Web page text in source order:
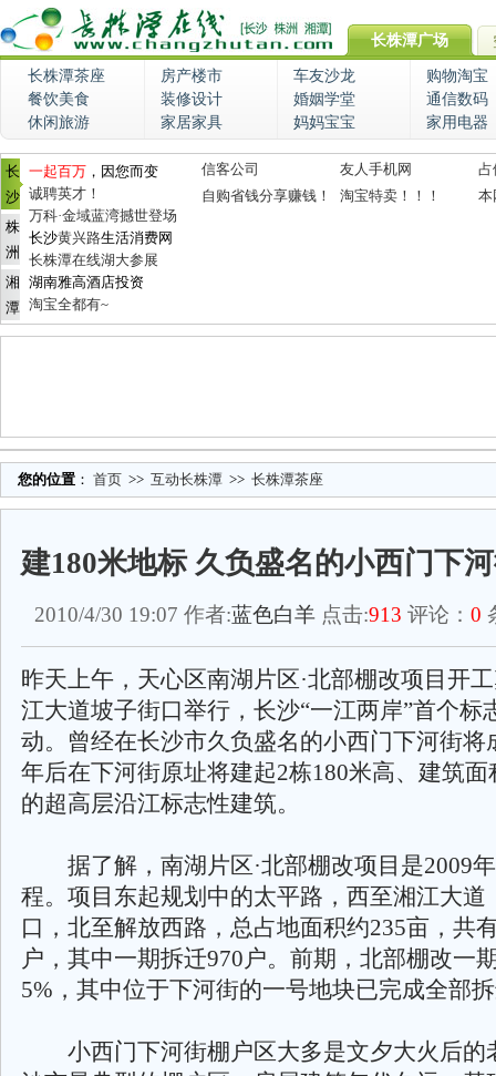
长株潭广场
长株潭茶座 房产楼市 车友沙龙
购物淘宝
餐饮美食
装修设计 婚姻学堂
通信数码
休闲旅游
家居家具 妈妈宝宝 家用电器
长
沙
株
洲
湘
潭
一起百万 ，因您而变
诚聘英才！
万科·金域蓝湾撼世登场
长沙黄兴路生活消费网
长株潭在线湖大参展
湖南雅高酒店投资
淘宝全都有~
信客公司 友人手机网
占
自购省钱分享赚钱！
淘宝特卖！！！ 本
您的位置 ： 首页 >> 互动长株潭 >> 长株潭茶座
建180米地标 久负盛名的小西门下
2010/4/30 19:07 作者:蓝色白羊 点击:913 评论： 0
昨天上午，天心区南湖片区·北部棚改项目开
江大道坡子街口举行，长沙“一江两岸”首个标
动。曾经在长沙市久负盛名的小西门下河街将
年后在下河街原址将建起2栋180米高、建筑面
的超高层沿江标志性建筑。
据了解，南湖片区·北部棚改项目是2009
程。项目东起规划中的太平路，西至湘江大道
口，北至解放西路，总占地面积约235亩，共
户，其中一期拆迁970户。前期，北部棚改一
5%，其中位于下河街的一号地块已完成全部
小西门下河街棚户区大多是文夕大火后的